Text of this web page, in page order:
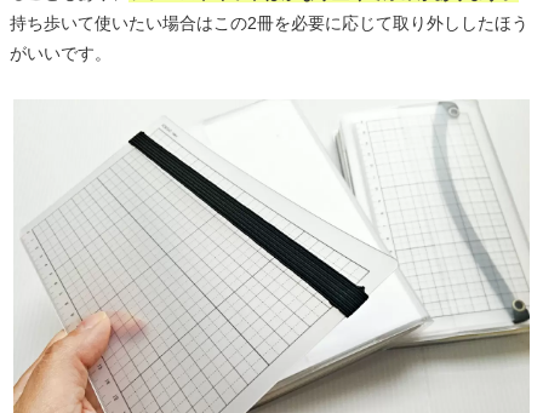
持ち歩いて使いたい場合はこの2冊を必要に応じて取り外ししたほう
がいいです。